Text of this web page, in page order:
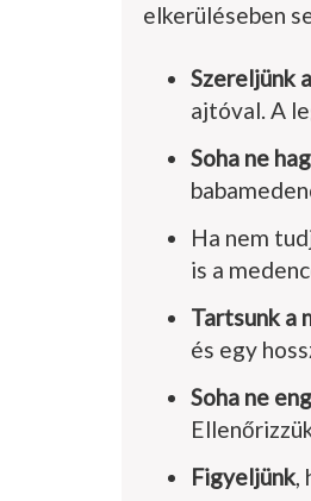
elkerüléseben
Szereljünk
ajtóval. A
Soha ne
Ha nem
is a
Tartsunk a
és egy
Soha ne
Figyeljünk,